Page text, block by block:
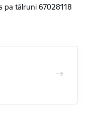
pa tālruni 67028118